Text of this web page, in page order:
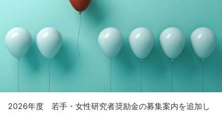
2026年度 若手・女性研究者奨励金の募集案内を追加し